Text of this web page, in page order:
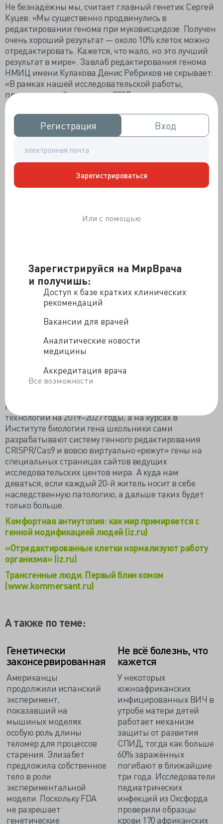
Зарегистрируйся на МирВрача
и получишь:
Доступ к базе кратких клинических
рекомендаций
Вакансии для врачей
Аналитические новости
медицины
Аккредитация врача
Все возможности
Регистрация
Регистрация Вход
Вход
Зарегистрироваться
Или с помощью
Не безнадёжны мы, считает главный генетик Сергей
Куцев: «Мы существенно продвинулись в
редактировании генома при муковисцидозе. Получен
очень хороший результат — около 10% клеток можно
отредактировать. Кажется, что мало, но это лучший
результат в мире». Завлаб редактирования генома
НМИЦ имени Кулакова Денис Ребриков не скрывает:
«В рамках нашей исследовательской работы,
продолжающейся с начала 2017 года, мы вносим в
геном зиготы такую же модификацию, что и Хэ, с той
лишь разницей, что мы не подсаживаем полученные
эмбрионы пациенткам».
у близнецов, говорят, сидит под арестом. От него
открестился институт, ополчилась армия генетиков, а
Китай запретил технологию в применении к
гражданам. Учёный сам виноват, тайно работал и не
девочка защищена от ВИЧ-инфицирования и детям
На днях ВОЗ без какой-либо мысли о реабилитации
Цзянькуй Хэ, предложила учёным активнее делиться
опытом редактирования. Масла в огонь подлила
информация,высветившая позитивный побочный
виде быстрого восстановления после ОНМК. Кстати, у
некоторых европейцев есть природная мутация
CCR5-delta32, в гомозиготе обеспечивающая
устойчивость к ВИЧ, а в Великобритании с 2016 не
запрещено редактировать геном эмбрионов человека
в исследовательских целях.
предложили программу развития генетических
технологий на 2019–2027 годы, а на курсах в
Институте биологии гена школьники сами
разрабатывают систему генного редактирования
CRISPR/Cas9 и вовсю виртуально «режут» гены на
специальных страницах сайтов ведущих
исследовательских центов мира. А куда нам
деваться, если каждый 20-й житель носит в себе
наследственную патологию, а дальше таких будет
только больше.
Комфортная антиутопия: как мир примиряется с
генной модификацией людей (iz.ru)
«Отредактированные клетки нормализуют работу
организма» (iz.ru)
Трансгенные люди. Первый блин комом
(www.kommersant.ru)
А также по теме:
Генетически
законсервированная
Американцы
продолжили испанский
эксперимент,
показавший на
мышиных моделях
особую роль длины
теломер для процессов
старения. Элизабет
предложила собственное
тело в роли
экспериментальной
модели. Поскольку FDA
не разрешает
генетические
Не всё болезнь, что
кажется
У некоторых
южноафриканских
инфицированных ВИЧ в
утробе матери детей
работает механизм
защиты от развития
СПИД, тогда как больше
60% заражённых
погибают в ближайшие
три года. Исследователи
педиатрических
инфекций из Оксфорда
проверили образцы
крови 170 африканских